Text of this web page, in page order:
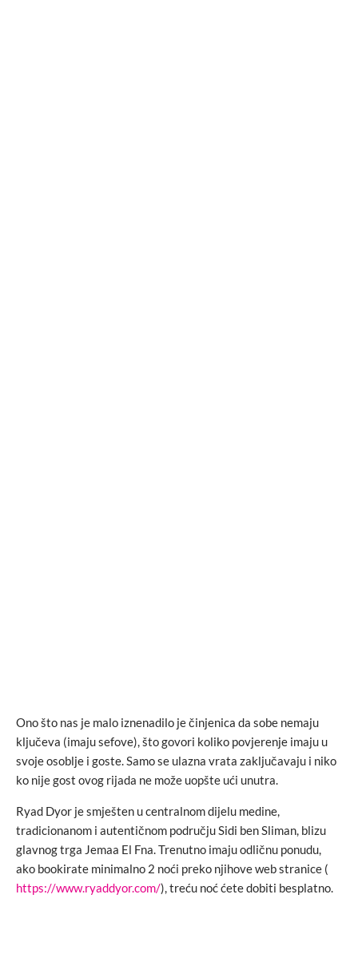
Ono što nas je malo iznenadilo je činjenica da sobe nemaju
ključeva (imaju sefove), što govori koliko povjerenje imaju u
svoje osoblje i goste. Samo se ulazna vrata zaključavaju i niko
ko nije gost ovog rijada ne može uopšte ući unutra.
Ryad Dyor je smješten u centralnom dijelu medine,
tradicionanom i autentičnom području Sidi ben Sliman, blizu
glavnog trga Jemaa El Fna. Trenutno imaju odličnu ponudu,
ako bookirate minimalno 2 noći preko njihove web stranice (
https://www.ryaddyor.com/), treću noć ćete dobiti besplatno.